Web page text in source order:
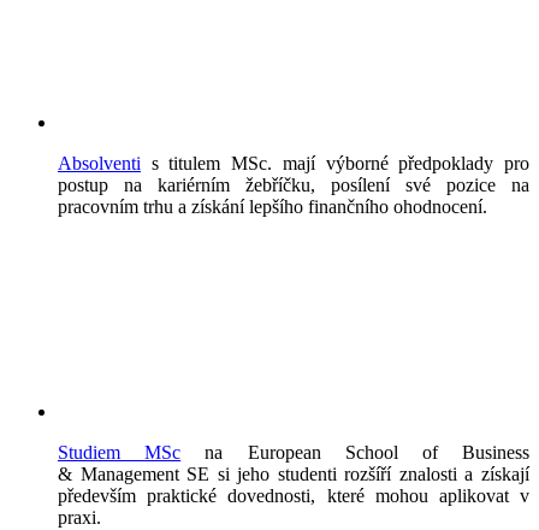
Absolventi s titulem MSc. mají výborné předpoklady pro
postup na kariérním žebříčku, posílení své pozice na
pracovním trhu a získání lepšího finančního ohodnocení.
Studiem MSc na European School of Business
& Management SE si jeho studenti rozšíří znalosti a získají
především praktické dovednosti, které mohou aplikovat v
praxi.